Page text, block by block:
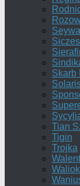
Skarb
Tian
Tigin
Trojka
Waliok